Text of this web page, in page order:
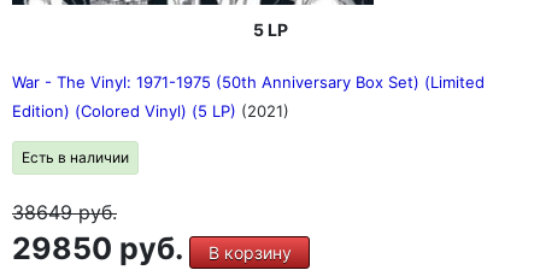
5 LP
War - The Vinyl: 1971-1975 (50th Anniversary Box Set) (Limited
Edition) (Colored Vinyl) (5 LP) (2021)
Есть в наличии
38649руб.
29850 руб. В корзину